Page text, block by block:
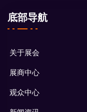
底部导航
关于展会
展商中心
观众中心